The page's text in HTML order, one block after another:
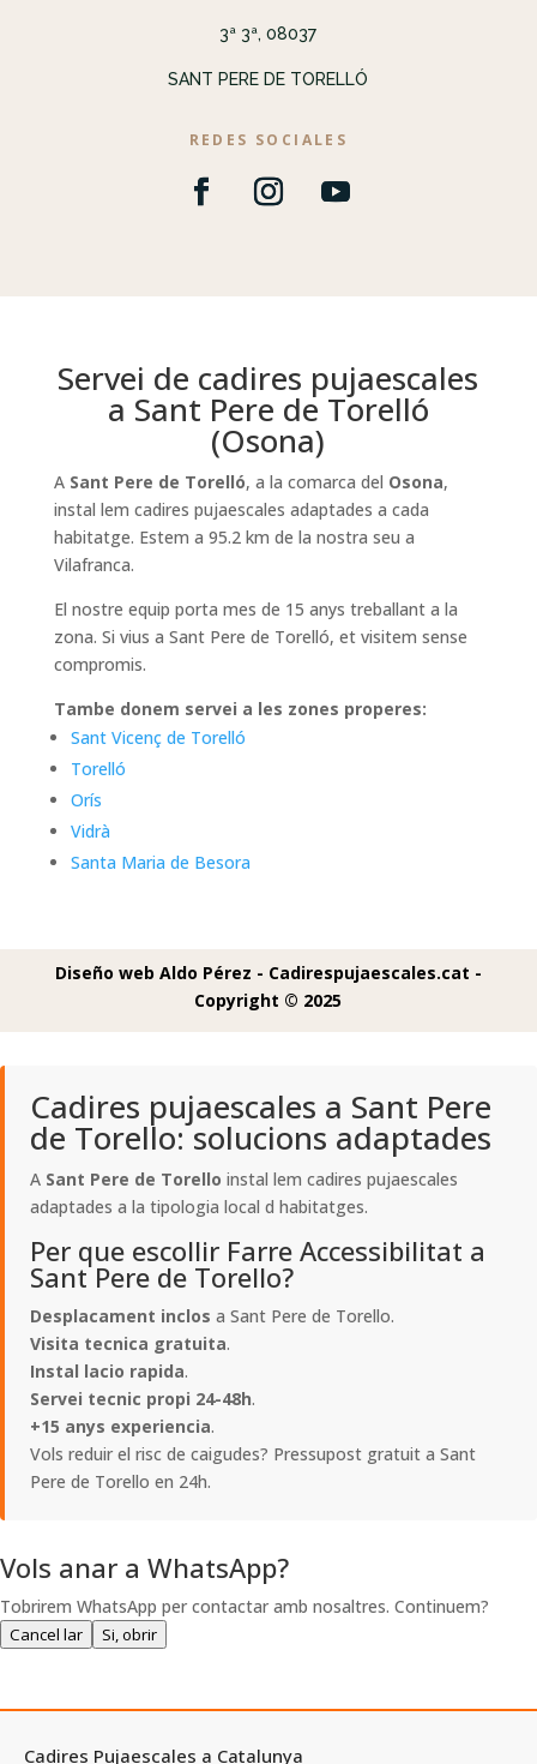
3ª 3ª, 08037
SANT PERE DE TORELLÓ
REDES SOCIALES
Servei de cadires pujaescales
a Sant Pere de Torelló
(Osona)
A Sant Pere de Torelló, a la comarca del Osona,
instal lem cadires pujaescales adaptades a cada
habitatge. Estem a 95.2 km de la nostra seu a
Vilafranca.
El nostre equip porta mes de 15 anys treballant a la
zona. Si vius a Sant Pere de Torelló, et visitem sense
compromis.
Tambe donem servei a les zones properes:
Sant Vicenç de Torelló
Torelló
Orís
Vidrà
Santa Maria de Besora
Diseño web Aldo Pérez - Cadirespujaescales.cat -
Copyright © 2025
Cadires pujaescales a Sant Pere
de Torello: solucions adaptades
A Sant Pere de Torello instal lem cadires pujaescales
adaptades a la tipologia local d habitatges.
Per que escollir Farre Accessibilitat a
Sant Pere de Torello?
Desplacament inclos a Sant Pere de Torello.
Visita tecnica gratuita.
Instal lacio rapida.
Servei tecnic propi 24-48h.
+15 anys experiencia.
Vols reduir el risc de caigudes? Pressupost gratuit a Sant
Pere de Torello en 24h.
Vols anar a WhatsApp?
Tobrirem WhatsApp per contactar amb nosaltres. Continuem?
Cancel lar Si, obrir
Cadires Pujaescales a Catalunya